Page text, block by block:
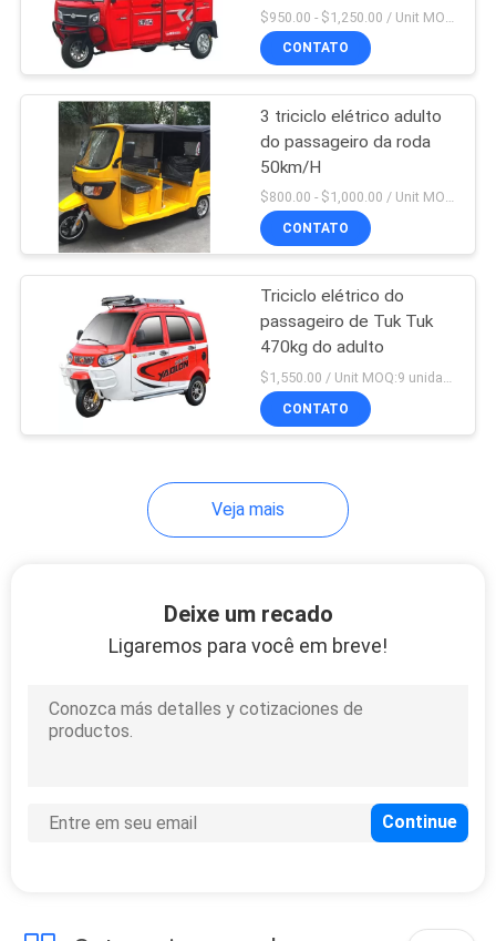
24.5X11X17m
CONTATO
3 triciclo elétrico adulto
do passageiro da roda
50km/H
$800.00 - $1,000.00 / Unit MOQ:9 unidades/unidades
CONTATO
Triciclo elétrico do
passageiro de Tuk Tuk
470kg do adulto
$1,550.00 / Unit MOQ:9 unidades
CONTATO
Veja mais
Deixe um recado
Ligaremos para você em breve!